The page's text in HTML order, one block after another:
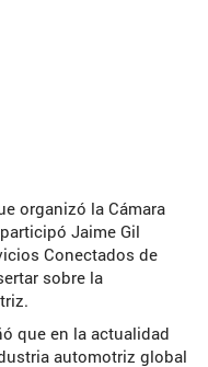
organizó la Cámara
Jaime Gil
Conectados de
sobre la
que en la actualidad
automotriz global